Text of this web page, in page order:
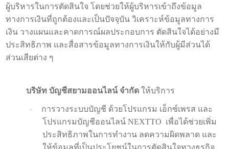
ผู้บริหารในการตัดสินใจ โดยช่วยให้ผู้บริหารเข้าถึงข้อมูล
ทางการเงินที่ถูกต้องและเป็นปัจจุบัน วิเคราะห์ข้อมูลทางการ
เงิน วางแผนและคาดการณ์ผลประกอบการ ตัดสินใจได้อย่างมี
ประสิทธิภาพ และสื่อสารข้อมูลทางการเงินให้กับผู้มีส่วนได้
ส่วนเสียต่าง ๆ
บริษัท บัญชีสยามออนไลน์ จำกัด ให้บริการ
·
การวางระบบบัญชี ด้วยโปรแกรม เอ็กซ์เพรส และ
โปรแกรมบัญชีออนไลน์NEXTTO เพื่อได้ช่วยเพิ่ม
ประสิทธิภาพในการทำงาน ลดความผิดพลาด และ
ให้ข้อมูลที่เป็นประโยชน์ในการตัดสินใจทางธุรกิจ